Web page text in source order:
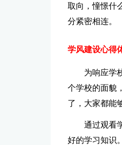
取向，憧憬什
分紧密相连。
学风建设心得
为响应学
个学校的面貌
了，大家都能
通过观看
好的学习知识